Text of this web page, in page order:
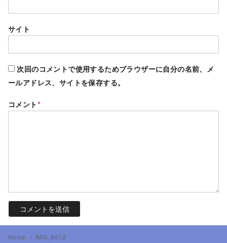
サイト
次回のコメントで使用するためブラウザーに自分の名前、メ
ールアドレス、サイトを保存する。
コメント*
Home IMG_6612